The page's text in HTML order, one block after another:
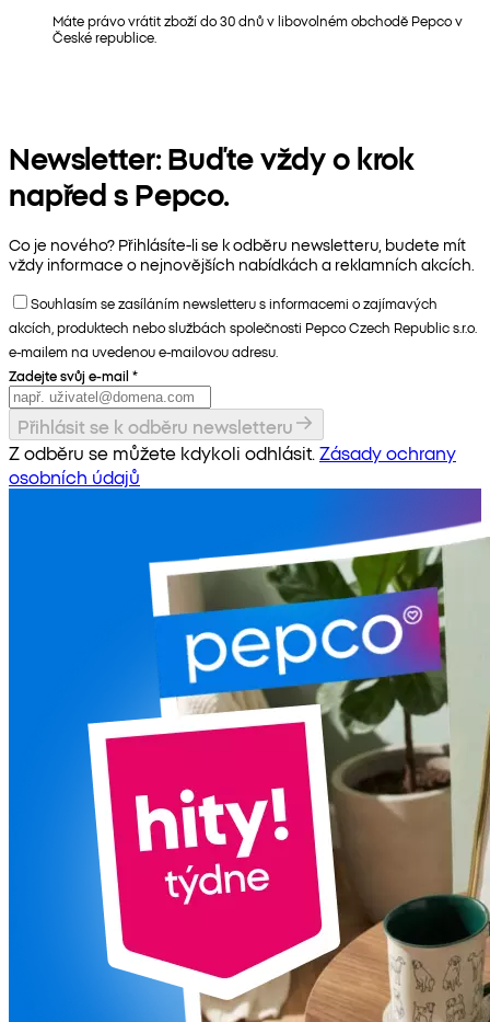
Máte právo vrátit zboží do 30 dnů v libovolném obchodě Pepco v
České republice.
Newsletter: Buďte vždy o krok
napřed s Pepco.
Co je nového? Přihlásíte-li se k odběru newsletteru, budete mít
vždy informace o nejnovějších nabídkách a reklamních akcích.
Souhlasím se zasíláním newsletteru s informacemi o zajímavých
akcích, produktech nebo službách společnosti Pepco Czech Republic s.r.o.
e-mailem na uvedenou e-mailovou adresu.
Zadejte svůj e-mail *
Přihlásit se k odběru newsletteru
Z odběru se můžete kdykoli odhlásit. Zásady ochrany
osobních údajů